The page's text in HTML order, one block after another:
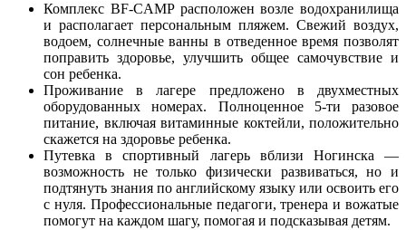
Комплекс BF-CAMP расположен возле водохранилища
и располагает персональным пляжем. Свежий воздух,
водоем, солнечные ванны в отведенное время позволят
поправить здоровье, улучшить общее самочувствие и
сон ребенка.
Проживание в лагере предложено в двухместных
оборудованных номерах. Полноценное 5-ти разовое
питание, включая витаминные коктейли, положительно
скажется на здоровье ребенка.
Путевка в спортивный лагерь вблизи Ногинска —
возможность не только физически развиваться, но и
подтянуть знания по английскому языку или освоить его
с нуля. Профессиональные педагоги, тренера и вожатые
помогут на каждом шагу, помогая и подсказывая детям.